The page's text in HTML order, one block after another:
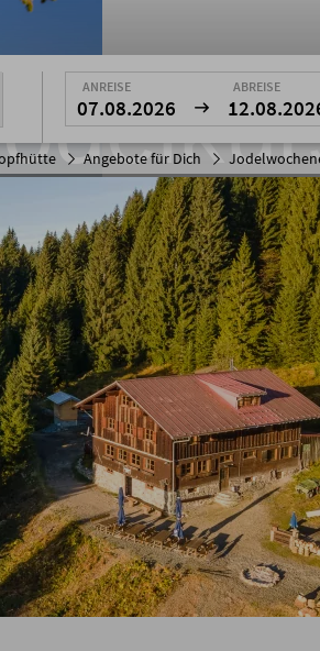
Angebote für Dich
ANREISE
07.08.2026
ABREISE
leicht gemacht -
auf der